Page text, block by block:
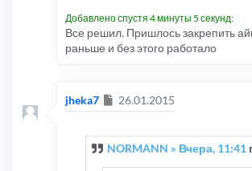
Добавлено спустя 4 минуты 5 секунд:
Все решил. Пришлось закрепить
раньше и без этого работало
jheka7 Сообщение
26.01.2015
NORMANN » Вчера, 11:41